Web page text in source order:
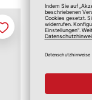
Merken